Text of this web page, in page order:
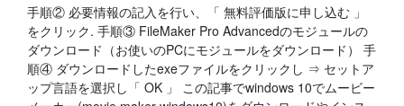
手順② 必要情報の記入を行い、「 無料評価版に申し込む 」
をクリック. 手順③ FileMaker Pro Advancedのモジュールの
ダウンロード（お使いのPCにモジュールをダウンロード） 手
順④ ダウンロードしたexeファイルをクリックし ⇒ セットア
ップ言語を選択し「 OK 」 この記事でwindows 10でムービー